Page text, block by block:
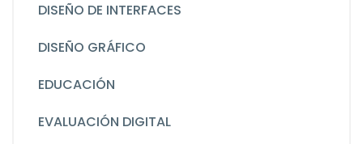
DISEÑO DE INTERFACES
DISEÑO GRÁFICO
EDUCACIÓN
EVALUACIÓN DIGITAL